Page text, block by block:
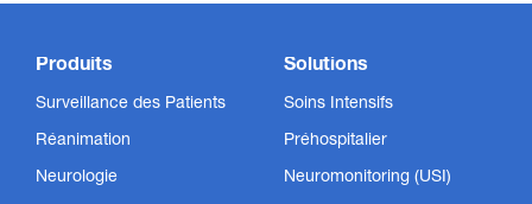
Produits
Surveillance des Patients
Réanimation
Neurologie
Solutions
Soins Intensifs
Préhospitalier
Neuromonitoring (USI)